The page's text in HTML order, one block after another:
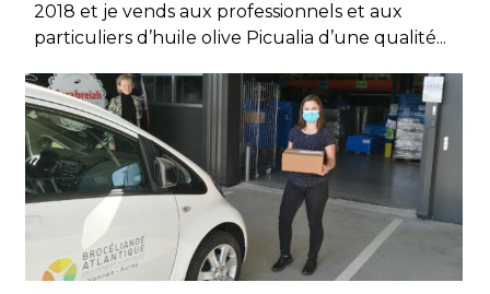
2018 et je vends aux professionnels et aux
particuliers d’huile olive Picualia d’une qualité...